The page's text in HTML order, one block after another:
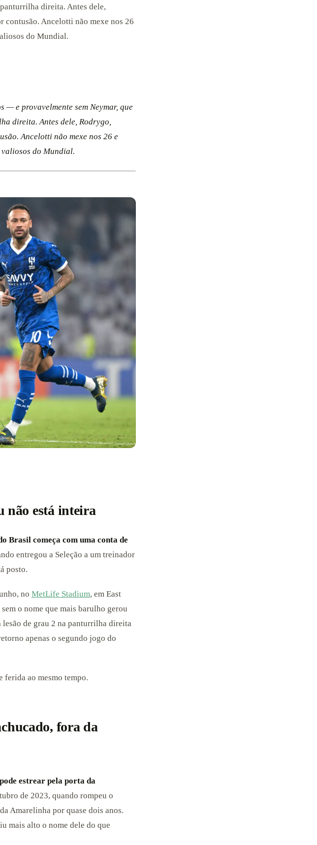
direita. Antes dele,
Ancelotti não mexe nos 26
do Mundial.
e provavelmente sem Neymar, que
direita. Antes dele, Rodrygo,
Ancelotti não mexe nos 26 e
valiosos do Mundial.
não está inteira
Brasil começa com uma conta de
entregou a Seleção a um treinador
posto.
no MetLife Stadium, em East
o nome que mais barulho gerou
lesão de grau 2 na panturrilha direita
apenas o segundo jogo do
ferida ao mesmo tempo.
fora da
estrear pela porta da
de 2023, quando rompeu o
Amarelinha por quase dois anos.
mais alto o nome dele do que